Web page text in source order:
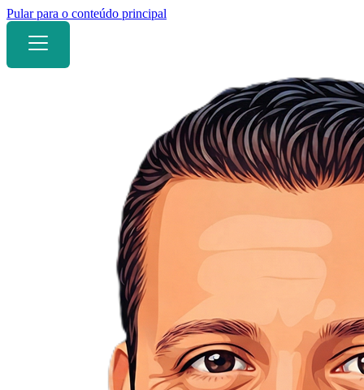
Pular para o conteúdo principal